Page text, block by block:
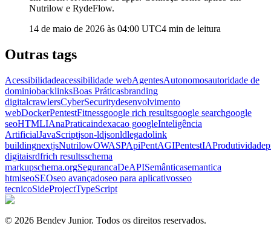
Nutrilow e RydeFlow.
14 de maio de 2026 às 04:00 UTC4 min de leitura
Outras tags
Acessibilidadeacessibilidade webAgentesAutonomosautoridade de
dominiobacklinksBoas Práticasbranding
digitalcrawlersCyberSecuritydesenvolvimento
webDockerPentestFitnessgoogle rich resultsgoogle searchgoogle
seoHTMLIAnaPraticaindexacao googleInteligência
ArtificialJavaScriptjson-ldjsonldlegadolink
buildingnextjsNutrilowOWASPApiPentAGIPentestIAProdutividade
digitaisrdfrich resultsschema
markupschema.orgSegurancaDeAPISemânticasemantica
htmlseoSEOseo avançadoseo para aplicativosseo
tecnicoSideProjectTypeScript
© 2026 Bendev Junior. Todos os direitos reservados.